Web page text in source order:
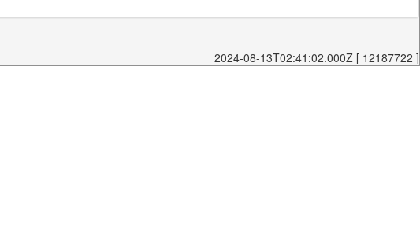
2024-08-13T02:41:02.000Z [ 12187722 ]